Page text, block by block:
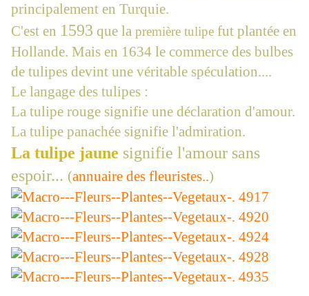
principalement en Turquie.
C'est en 1593 que la première tulipe fut plantée en
Hollande. Mais en 1634 le commerce des bulbes
de tulipes devint une véritable spéculation....
Le langage des tulipes :
La tulipe rouge signifie une déclaration d'amour.
La tulipe panachée signifie l'admiration.
La tulipe jaune signifie l'amour sans
espoir... (annuaire des fleuristes..)